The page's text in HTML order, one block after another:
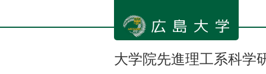
ン
大学院先進理工系科学